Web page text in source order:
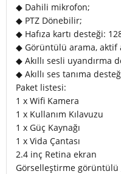
◆ Dahili mikrofon;
◆ PTZ Dönebilir;
◆ Hafıza kartı desteği:
◆ Görüntülü arama, aktif
◆ Akıllı sesli uyandırma
◆ Akıllı ses tanıma
Paket listesi:
1 x Wifi Kamera
1 x Kullanım Kılavuzu
1 x Güç Kaynağı
1 x Vida Çantası
2.4 inç Retina ekran
Görselleştirme